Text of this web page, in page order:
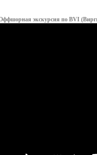
экскурсия по BVI